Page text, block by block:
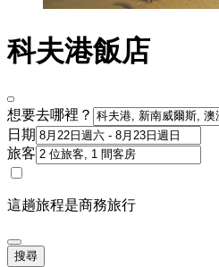
科夫港飯店
想要去哪裡？
日期
旅客
這趟旅程是商務旅行
搜尋